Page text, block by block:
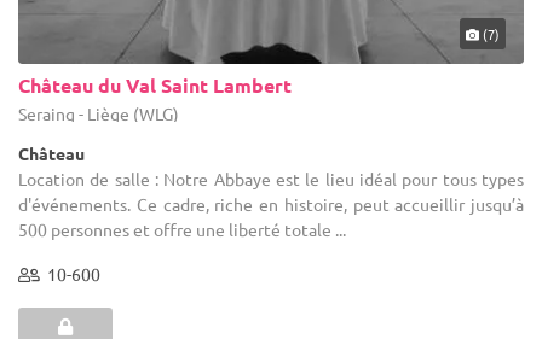
(7)
Château du Val Saint Lambert
Seraing - Liège (WLG)
Château
Location de salle : Notre Abbaye est le lieu idéal pour tous types
d'événements. Ce cadre, riche en histoire, peut accueillir jusqu’à
500 personnes et offre une liberté totale ...
10-600